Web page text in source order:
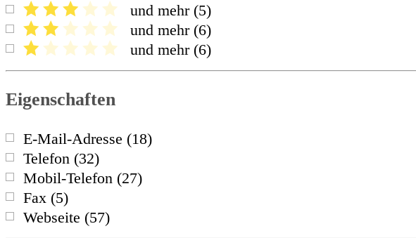
und mehr (5)
und mehr (6)
und mehr (6)
Eigenschaften
E-Mail-Adresse (18)
Telefon (32)
Mobil-Telefon (27)
Fax (5)
Webseite (57)